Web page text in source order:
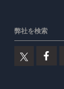
弊社を検索